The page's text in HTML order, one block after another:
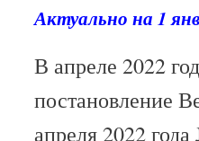
Актуально на 1
В апреле 2022
постановление
апреля 2022